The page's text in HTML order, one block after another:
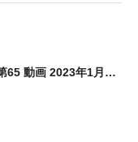
浅田芭路、 海老塚幸
舞いあがれ 65話 動画 ／ 第65 動画 2023年1月5日 230105